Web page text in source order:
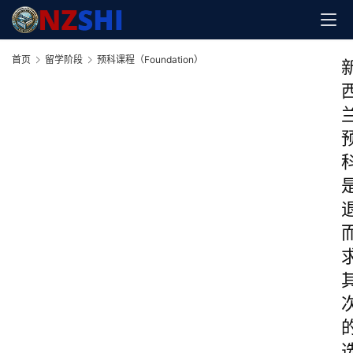
首页 留学阶段 预科课程（Foundation）